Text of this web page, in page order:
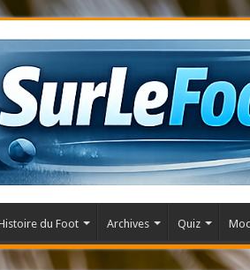
du Foot Archives Quiz